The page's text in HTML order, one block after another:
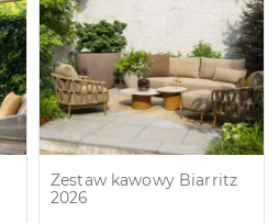
Zestaw kawowy Biarritz
2026